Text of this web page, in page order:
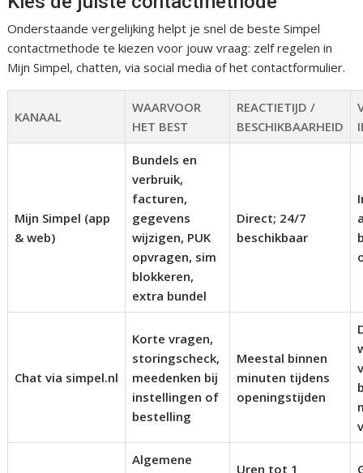
Onderstaande vergelijking helpt je snel de beste Simpel
contactmethode te kiezen voor jouw vraag: zelf regelen in
Mijn Simpel, chatten, via social media of het contactformulier.
KANAAL
WAARVOOR
HET BEST
REACTIETIJD /
BESCHIKBAARHEID
Mijn Simpel (app
& web)
Bundels en
verbruik,
facturen,
gegevens
wijzigen, PUK
opvragen, sim
blokkeren,
extra bundel
Direct; 24/7
beschikbaar
Chat via simpel.nl
Korte vragen,
storingscheck,
meedenken bij
instellingen of
bestelling
Meestal binnen
minuten tijdens
openingstijden
Algemene
Uren tot 1